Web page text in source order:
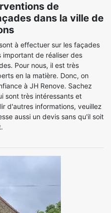
de
dans la ville de
à effectuer sur les façades
important de réaliser des
Pour nous, il est très
en la matière. Donc, on
à JH Renove. Sachez
sont très intéressants et
d'autres informations, veuillez
aussi un devis sans qu'il soit